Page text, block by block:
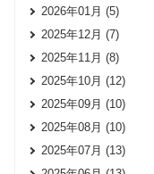
2026年01月 (5)
2025年12月 (7)
2025年11月 (8)
2025年10月 (12)
2025年09月 (10)
2025年08月 (10)
2025年07月 (13)